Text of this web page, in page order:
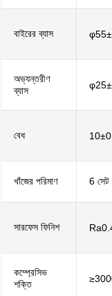
বাইরের ব্যাস
অভ্যন্তরীণ
ব্যাস
বেধ
খাঁজের পরিমাণ 6 সেট
সারফেস ফিনিশ
কম্প্রেসিভ
শক্তি